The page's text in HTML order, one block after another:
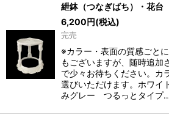
紲鉢（つなぎばち）・花台
6,200円(税込)
完売
※カラー・表面の質感ごと
もございますが、随時追加
で少々お待ちください。カ
選びいただけます。ホワ
みグレー つるっとタイプ